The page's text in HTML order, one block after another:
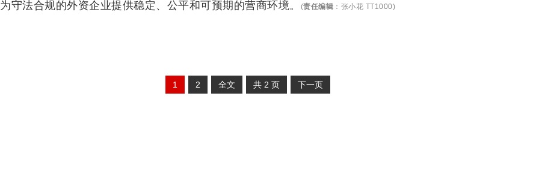
为守法合规的外资企业提供稳定、公平和可预期的营商环境。
(责任编辑 ： 张小花 TT1000)
1 2 全文 共 2 页 下一页